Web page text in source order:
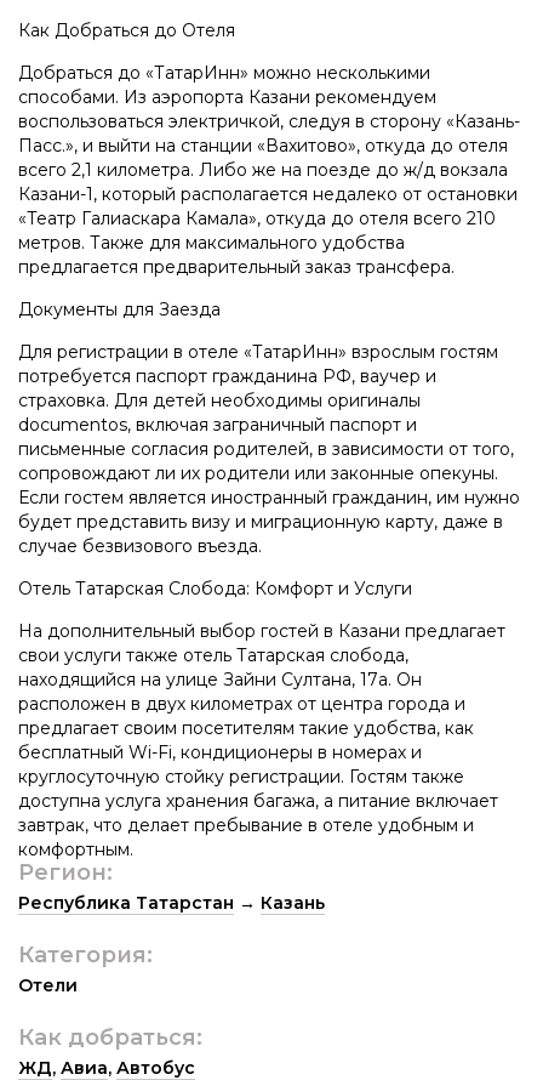
Как Добраться до Отеля
Добраться до «ТатарИнн» можно несколькими
способами. Из аэропорта Казани рекомендуем
воспользоваться электричкой, следуя в сторону «Казань-
Пасс.», и выйти на станции «Вахитово», откуда до отеля
всего 2,1 километра. Либо же на поезде до ж/д вокзала
Казани-1, который располагается недалеко от остановки
«Театр Галиаскара Камала», откуда до отеля всего 210
метров. Также для максимального удобства
предлагается предварительный заказ трансфера.
Документы для Заезда
Для регистрации в отеле «ТатарИнн» взрослым гостям
потребуется паспорт гражданина РФ, ваучер и
страховка. Для детей необходимы оригиналы
documentos, включая заграничный паспорт и
письменные согласия родителей, в зависимости от того,
сопровождают ли их родители или законные опекуны.
Если гостем является иностранный гражданин, им нужно
будет представить визу и миграционную карту, даже в
случае безвизового въезда.
Отель Татарская Слобода: Комфорт и Услуги
На дополнительный выбор гостей в Казани предлагает
свои услуги также отель Татарская слобода,
находящийся на улице Зайни Султана, 17а. Он
расположен в двух километрах от центра города и
предлагает своим посетителям такие удобства, как
бесплатный Wi-Fi, кондиционеры в номерах и
круглосуточную стойку регистрации. Гостям также
доступна услуга хранения багажа, а питание включает
завтрак, что делает пребывание в отеле удобным и
комфортным.
Регион:
Республика Татарстан → Казань
Категория:
Отели
Как добраться:
ЖД, Авиа, Автобус